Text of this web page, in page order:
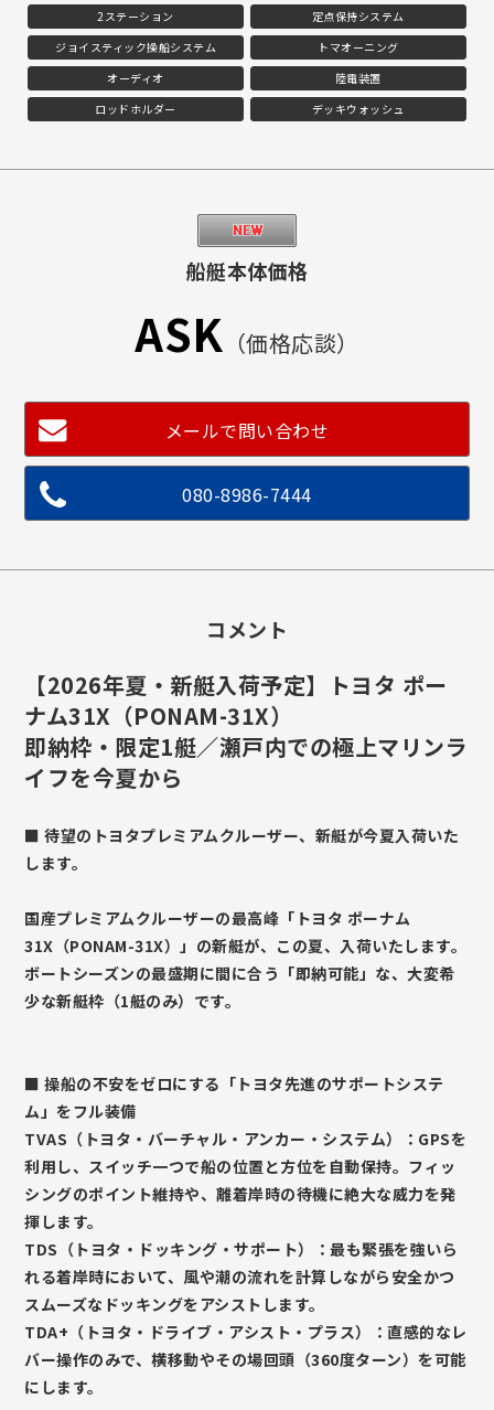
2ステーション
定点保持システム
ジョイスティック操船システム
トマオーニング
オーディオ
陸電装置
ロッドホルダー
デッキウォッシュ
船艇本体価格
ASK （価格応談）
メールで問い合わせ
080-8986-7444
コメント
【2026年夏・新艇入荷予定】トヨタ ポー
ナム31X（PONAM-31X）
即納枠・限定1艇／瀬戸内での極上マリンラ
イフを今夏から
■ 待望のトヨタプレミアムクルーザー、新艇が今夏入荷いた
します。
国産プレミアムクルーザーの最高峰「トヨタ ポーナム
31X（PONAM-31X）」の新艇が、この夏、入荷いたします。
ボートシーズンの最盛期に間に合う「即納可能」な、大変希
少な新艇枠（1艇のみ）です。
■ 操船の不安をゼロにする「トヨタ先進のサポートシステ
ム」をフル装備
TVAS（トヨタ・バーチャル・アンカー・システム）：GPSを
利用し、スイッチ一つで船の位置と方位を自動保持。フィッ
シングのポイント維持や、離着岸時の待機に絶大な威力を発
揮します。
TDS（トヨタ・ドッキング・サポート）：最も緊張を強いら
れる着岸時において、風や潮の流れを計算しながら安全かつ
スムーズなドッキングをアシストします。
TDA+（トヨタ・ドライブ・アシスト・プラス）：直感的なレ
バー操作のみで、横移動やその場回頭（360度ターン）を可能
にします。